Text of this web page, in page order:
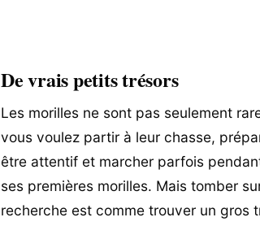
De vrais petits trésors
Les morilles ne sont pas seulement
vous voulez partir à leur chasse,
être attentif et marcher parfois
ses premières morilles. Mais tomber
recherche est comme trouver un gros